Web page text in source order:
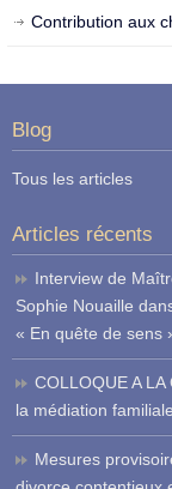
Contribution aux
Blog
Tous les articles
Articles récents
Interview de
Sophie Nouaille
« En quête de sens
COLLOQUE A LA
la médiation familiale
Mesures